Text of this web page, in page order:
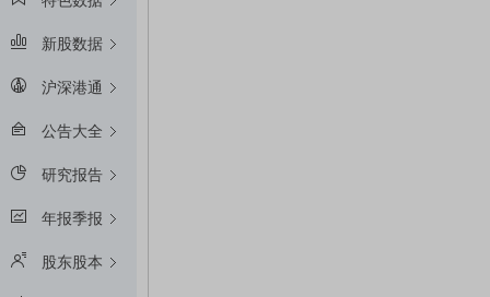
新股数据
沪深港通
公告大全
研究报告
年报季报
股东股本